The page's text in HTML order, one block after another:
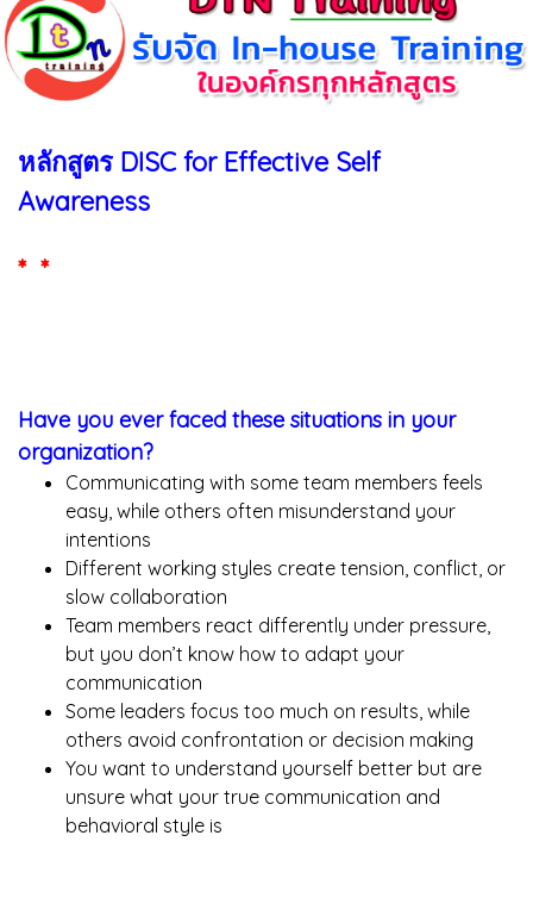
หลักสูตร DISC for Effective Self
Awareness
* *
Have you ever faced these situations in your
organization?
Communicating with some team members feels
easy, while others often misunderstand your
intentions
Different working styles create tension, conflict, or
slow collaboration
Team members react differently under pressure,
but you don’t know how to adapt your
communication
Some leaders focus too much on results, while
others avoid confrontation or decision making
You want to understand yourself better but are
unsure what your true communication and
behavioral style is